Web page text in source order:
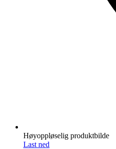
Høyoppløselig produktbilde
Last ned